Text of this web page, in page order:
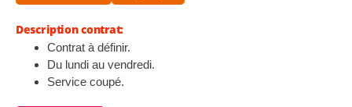
Description contrat:
Contrat à définir.
Du lundi au vendredi.
Service coupé.